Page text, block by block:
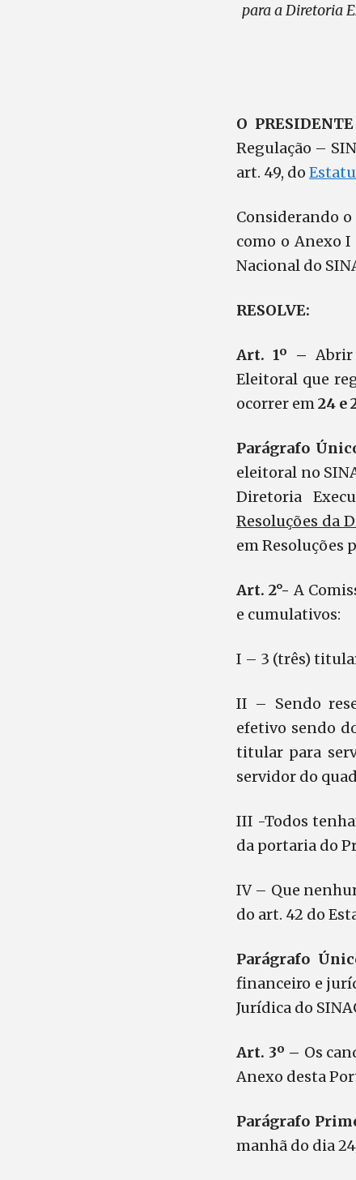
para a Diretoria
O PRESIDENTE
Regulação –
art. 49, do
Considerando
como o Anexo
Nacional do
RESOLVE:
Art. 1º –
Eleitoral que
ocorrer em24 e
Parágrafo
eleitoral no
Diretoria
Resoluções da
em Resoluções
Art. 2°- A
e cumulativos:
I – 3 (três)
II – Sendo
efetivo sendo
titular para
servidor do
III -Todos
da portaria do
IV – Que
do art. 42 do
Parágrafo
financeiro e
Jurídica do
Art. 3º – Os
Anexo desta
Parágrafo
manhã do dia